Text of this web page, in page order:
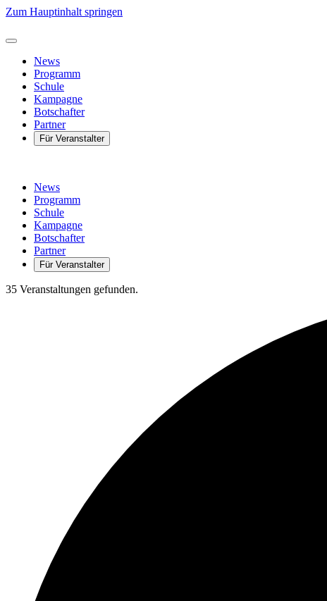
Zum Hauptinhalt springen
News
Programm
Schule
Kampagne
Botschafter
Partner
Für Veranstalter
News
Programm
Schule
Kampagne
Botschafter
Partner
Für Veranstalter
35 Veranstaltungen gefunden.